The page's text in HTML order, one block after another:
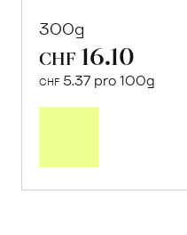
300g
CHF 16.10
CHF 5.37 pro 100g